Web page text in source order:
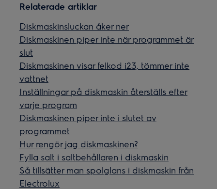
Relaterade artiklar
Diskmaskinsluckan åker ner
Diskmaskinen piper inte när programmet är
slut
Diskmaskinen visar felkod i23, tömmer inte
vattnet
Inställningar på diskmaskin återställs efter
varje program
Diskmaskinen piper inte i slutet av
programmet
Hur rengör jag diskmaskinen?
Fylla salt i saltbehållaren i diskmaskin
Så tillsätter man spolglans i diskmaskin från
Electrolux